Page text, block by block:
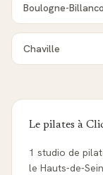
Boulogne-
Chaville
Le pilates à
1 studio de
le Hauts-de-